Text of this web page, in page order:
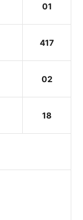
01
417
02
18